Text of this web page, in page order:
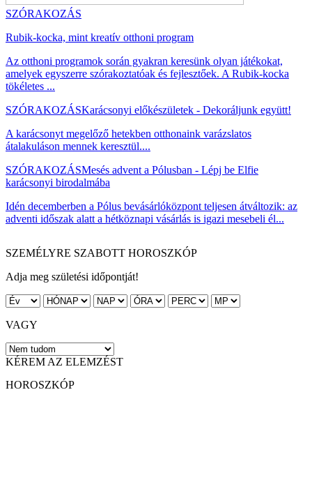
SZÓRAKOZÁS
Rubik-kocka, mint kreatív otthoni program
Az otthoni programok során gyakran keresünk olyan játékokat,
amelyek egyszerre szórakoztatóak és fejlesztőek. A Rubik-kocka
tökéletes ...
SZÓRAKOZÁSKarácsonyi előkészületek - Dekoráljunk együtt!
A karácsonyt megelőző hetekben otthonaink varázslatos
átalakuláson mennek keresztül....
SZÓRAKOZÁSMesés advent a Pólusban - Lépj be Elfie
karácsonyi birodalmába
Idén decemberben a Pólus bevásárlóközpont teljesen átváltozik: az
adventi időszak alatt a hétköznapi vásárlás is igazi mesebeli él...
SZEMÉLYRE SZABOTT HOROSZKÓP
Adja meg születési időpontját!
VAGY
KÉREM AZ ELEMZÉST
HOROSZKÓP